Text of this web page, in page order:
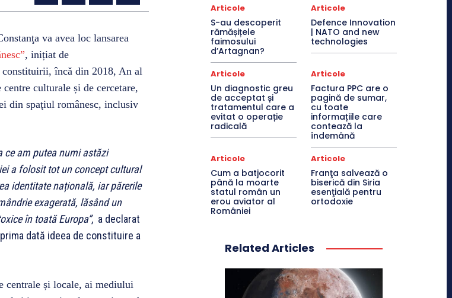
va avea loc lansarea
, inițiat de
constituirii, încă din 2018, An al
culturale și de cercetare,
din spaţiul românesc, inclusiv
ce am putea numi astăzi
a folosit tot un concept cultural
identitate națională, iar părerile
exagerată, lăsând un
în toată Europa”, a declarat
dată ideea de constituire a
centrale și locale, ai mediului
Articole
S-au descoperit
rămășițele
faimosului
d’Artagnan?
Articole
Defence Innovation
| NATO and new
technologies
Articole
Un diagnostic greu
de acceptat și
tratamentul care a
evitat o operație
radicală
Articole
Factura PPC are o
pagină de sumar,
cu toate
informațiile care
contează la
îndemână
Articole
Cum a batjocorit
până la moarte
statul român un
erou aviator al
României
Articole
Franţa salvează o
biserică din Siria
esenţială pentru
ortodoxie
Related Articles